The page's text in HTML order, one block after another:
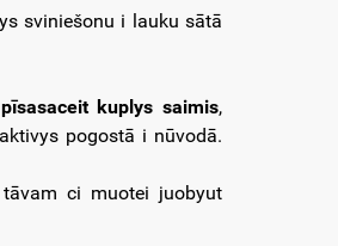
sviniešonu i lauku sātā
kuplys saimis,
pogostā i nūvodā.
ci muotei juobyut